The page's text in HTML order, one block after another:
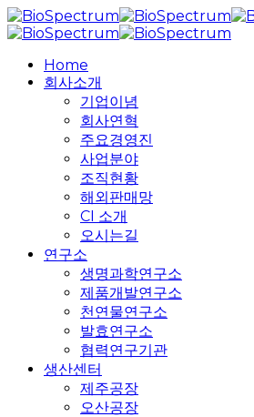
Skip
to
content
search
MenuHome
회사소개
기업이념
회사연혁
주요경영진
사업분야
조직현황
해외판매망
CI 소개
오시는길
연구소
생명과학연구소
제품개발연구소
천연물연구소
발효연구소
협력연구기관
생산센터
제주공장
오산공장